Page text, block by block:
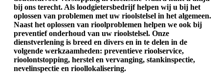
bij ons terecht. Als loodgietersbedrijf helpen wij u bij het
oplossen van problemen met uw rioolstelsel in het algemeen.
Naast het oplossen van rioolproblemen helpen we ook bij
preventief onderhoud van uw rioolstelsel. Onze
dienstverlening is breed en divers en in te delen in de
volgende werkzaamheden: preventieve rioolservice,
rioolontstopping, herstel en vervanging, stankinspectie,
nevelinspectie en rioollokalisering.